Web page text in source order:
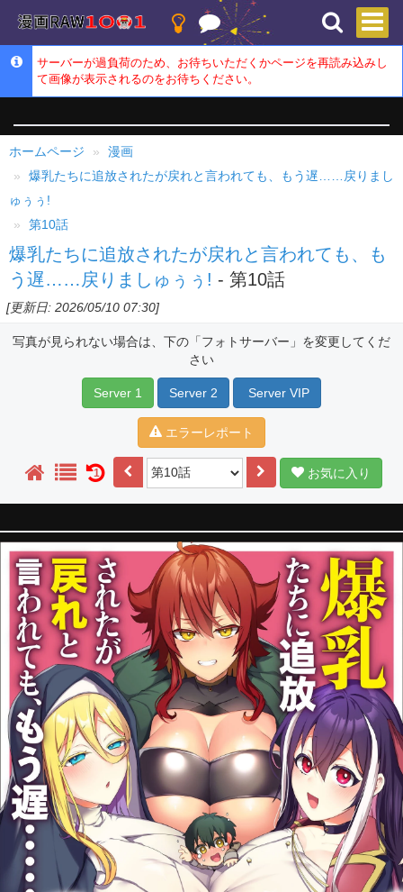
サーバーが過負荷のため、お待ちいただくかページを再読み込みし
て画像が表示されるのをお待ちください。
ホームページ
漫画
爆乳たちに追放されたが戻れと言われても、もう遅……戻りまし
ゅぅぅ!
第10話
爆乳たちに追放されたが戻れと言われても、も
う遅……戻りましゅぅぅ! - 第10話
[更新日: 2026/05/10 07:30]
写真が見られない場合は、下の「フォトサーバー」を変更してくだ
さい
Server 1 Server 2 Server VIP
エラーレポート
1 お気に入り